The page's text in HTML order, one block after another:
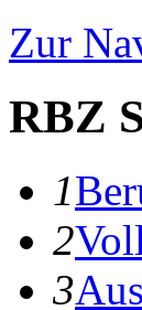
Zur
RBZ
1B
2V
3A